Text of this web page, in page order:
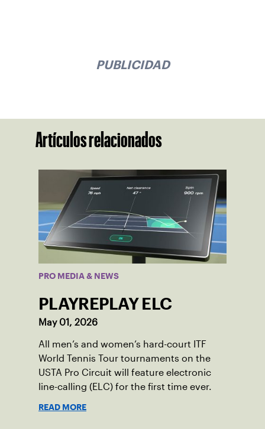
PUBLICIDAD
Artículos relacionados
PRO MEDIA & NEWS
PLAYREPLAY ELC
May 01, 2026
All men’s and women’s hard-court ITF
World Tennis Tour tournaments on the
USTA Pro Circuit will feature electronic
line-calling (ELC) for the first time ever.
READ MORE